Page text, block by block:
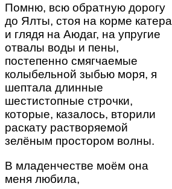
Помню, всю обратную дорогу
до Ялты, стоя на корме катера
и глядя на Аюдаг, на упругие
отвалы воды и пены,
постепенно смягчаемые
колыбельной зыбью моря, я
шептала длинные
шестистопные строчки,
которые, казалось, вторили
раскату растворяемой
зелёным простором волны.
В младенчестве моём она
меня любила,